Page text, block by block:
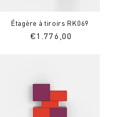
Étagère à tiroirs RK069
Prix
€1.776,00